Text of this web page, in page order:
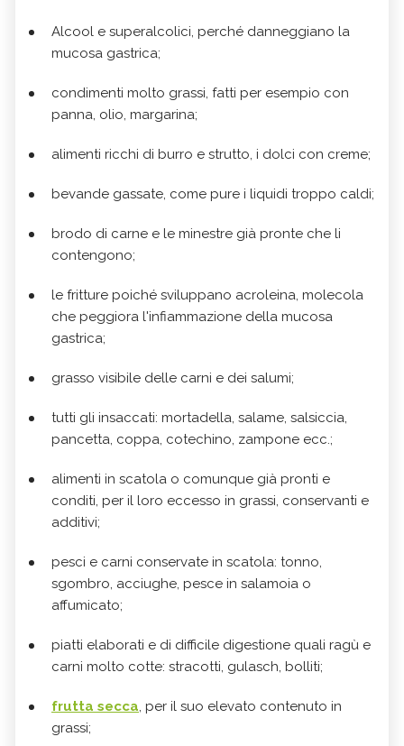
Alcool e superalcolici, perché danneggiano la
mucosa gastrica;
condimenti molto grassi, fatti per esempio con
panna, olio, margarina;
alimenti ricchi di burro e strutto, i dolci con creme;
bevande gassate, come pure i liquidi troppo caldi;
brodo di carne e le minestre già pronte che li
contengono;
le fritture poiché sviluppano acroleina, molecola
che peggiora l'infiammazione della mucosa
gastrica;
grasso visibile delle carni e dei salumi;
tutti gli insaccati: mortadella, salame, salsiccia,
pancetta, coppa, cotechino, zampone ecc.;
alimenti in scatola o comunque già pronti e
conditi, per il loro eccesso in grassi, conservanti e
additivi;
pesci e carni conservate in scatola: tonno,
sgombro, acciughe, pesce in salamoia o
affumicato;
piatti elaborati e di difficile digestione quali ragù e
carni molto cotte: stracotti, gulasch, bolliti;
frutta secca, per il suo elevato contenuto in
grassi;